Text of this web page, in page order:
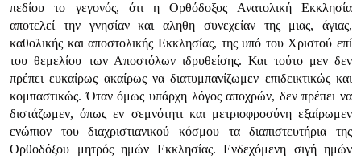
πεδίου το γεγονός, ότι η Ορθόδοξος Ανατολική Εκκλησία
αποτελεί την γνησίαν και αληθη συνεχείαν της μιας, άγιας,
καθολικής και αποστολικής Εκκλησίας, της υπό του Χριστού επί
του θεμελίου των Αποστόλων ιδρυθείσης. Και τούτο μεν δεν
πρέπει ευκαίρως ακαίρως να διατυμπανίζωμεν επιδεικτικώς και
κομπαστικώς. Όταν όμως υπάρχη λόγος αποχρών, δεν πρέπει να
διστάζωμεν, όπως εν σεμνότητι και μετριοφροσύνη εξαίρωμεν
ενώπιον του διαχριστιανικού κόσμου τα διαπιστευτήρια της
Ορθοδόξου μητρός ημών Εκκλησίας. Ενδεχόμενη σιγή ημών